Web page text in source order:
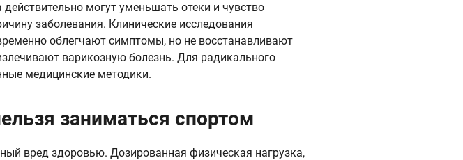
могут уменьшать отеки и чувство
заболевания. Клинические исследования
облегчают симптомы, но не восстанавливают
варикозную болезнь. Для радикального
медицинские методики.
заниматься спортом
вред здоровью. Дозированная физическая нагрузка,